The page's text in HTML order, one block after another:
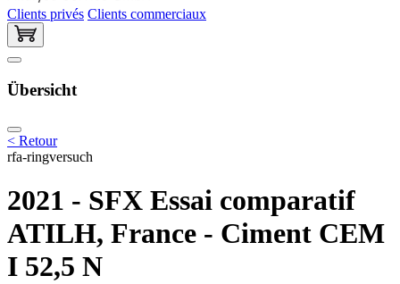
Clients privés Clients commerciaux
Übersicht
< Retour
rfa-ringversuch
2021 - SFX Essai comparatif
ATILH, France - Ciment CEM
I 52,5 N